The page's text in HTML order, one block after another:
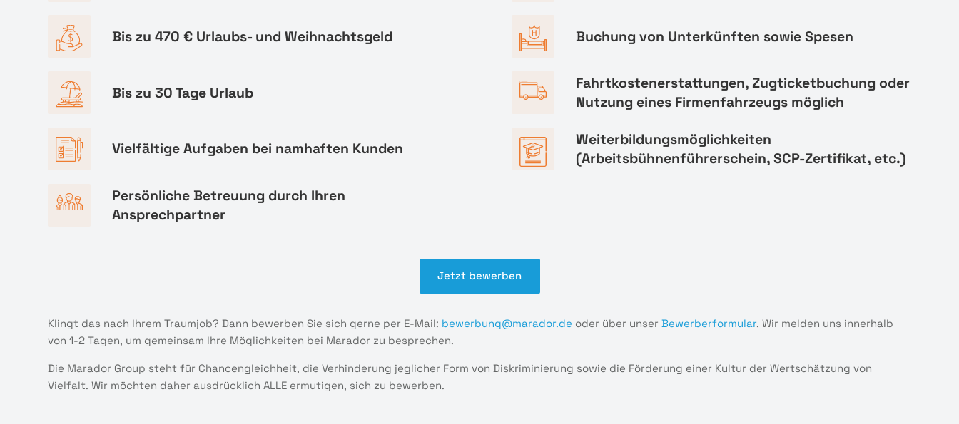
Bis zu 470 € Urlaubs- und Weihnachtsgeld
Bis zu 30 Tage Urlaub
Vielfältige Aufgaben bei namhaften Kunden
Persönliche Betreuung durch Ihren
Ansprechpartner
Buchung von Unterkünften sowie Spesen
Fahrtkostenerstattungen, Zugticketbuchung oder
Nutzung eines Firmenfahrzeugs möglich
Weiterbildungsmöglichkeiten
(Arbeitsbühnenführerschein, SCP-Zertifikat, etc.)
Jetzt bewerben
Klingt das nach Ihrem Traumjob? Dann bewerben Sie sich gerne per E-Mail: bewerbung@marador.de oder über unserBewerberformular. Wir melden uns innerhalb
von 1-2 Tagen, um gemeinsam Ihre Möglichkeiten bei Marador zu besprechen.
Die Marador Group steht für Chancengleichheit, die Verhinderung jeglicher Form von Diskriminierung sowie die Förderung einer Kultur der Wertschätzung von
Vielfalt. Wir möchten daher ausdrücklich ALLE ermutigen, sich zu bewerben.